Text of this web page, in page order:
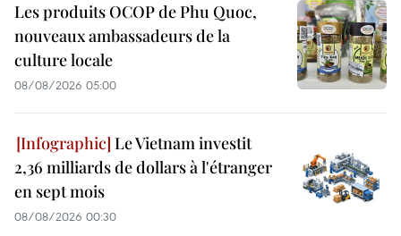
Les produits OCOP de Phu Quoc,
nouveaux ambassadeurs de la
culture locale
08/08/2026 05:00
Le Vietnam investit
2,36 milliards de dollars à l'étranger
en sept mois
08/08/2026 00:30